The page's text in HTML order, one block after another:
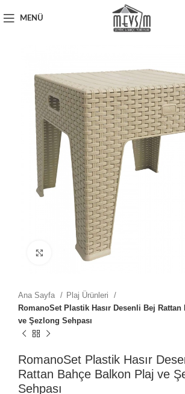
MENÜ
Büyütmek için tıklayın
Ana Sayfa
Plaj Ürünleri
RomanoSet Plastik Hasır Desenli Bej
ve Şezlong Sehpası
RomanoSet Plastik Hasır
Rattan Bahçe Balkon Plaj ve
Sehpası